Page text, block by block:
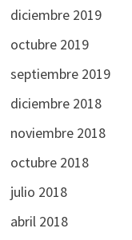
diciembre 2019
octubre 2019
septiembre 2019
diciembre 2018
noviembre 2018
octubre 2018
julio 2018
abril 2018